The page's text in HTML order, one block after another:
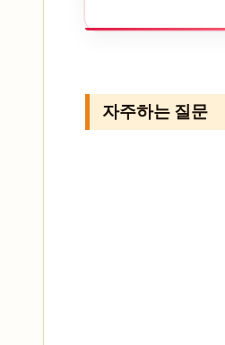
자주하는 질문